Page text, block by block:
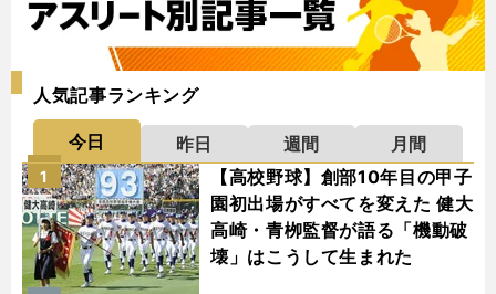
人気記事ランキング
今日 昨日 週間
月間
【高校野球】創部10年目の甲子
園初出場がすべてを変えた 健大
高崎・青栁監督が語る「機動破
壊」はこうして生まれた
1